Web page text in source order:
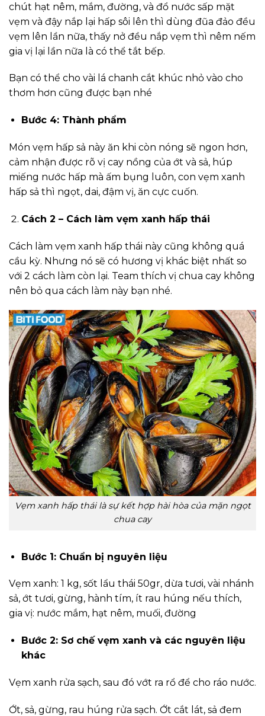
chút hạt nêm, mắm, đường, và đổ nước sấp mặt
vẹm và đậy nắp lại hấp sôi lên thì dùng đũa đảo đều
vẹm lên lần nữa, thấy nở đều nắp vẹm thì nêm nếm
gia vị lại lần nữa là có thể tắt bếp.
Bạn có thể cho vài lá chanh cắt khúc nhỏ vào cho
thơm hơn cũng được bạn nhé
Bước 4: Thành phẩm
Món vẹm hấp sả này ăn khi còn nóng sẽ ngon hơn,
cảm nhận được rõ vị cay nồng của ớt và sả, húp
miếng nước hấp mà ấm bụng luôn, con vẹm xanh
hấp sả thì ngọt, dai, đậm vị, ăn cực cuốn.
Cách 2 – Cách làm vẹm xanh hấp thái
Cách làm vẹm xanh hấp thái này cũng không quá
cầu kỳ. Nhưng nó sẽ có hương vị khác biệt nhất so
với 2 cách làm còn lại. Team thích vị chua cay không
nên bỏ qua cách làm này bạn nhé.
Vẹm xanh hấp thái là sự kết hợp hài hòa của mặn ngọt
chua cay
Bước 1: Chuẩn bị nguyên liệu
Vẹm xanh: 1 kg, sốt lẩu thái 50gr, dừa tươi, vài nhánh
sả, ớt tươi, gừng, hành tím, ít rau húng nếu thích,
gia vị: nước mắm, hạt nêm, muối, đường
Bước 2: Sơ chế vẹm xanh và các nguyên liệu
khác
Vẹm xanh rửa sạch, sau đó vớt ra rổ để cho ráo nước.
Ớt, sả, gừng, rau húng rửa sạch. Ớt cắt lát, sả đem